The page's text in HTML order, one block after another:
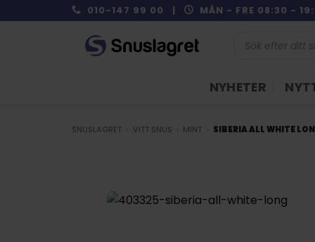
to
010-147 99 00 | MÅN - FRE 08:30 -
NYHETER
SNUSLAGRET VITT SNUS MINT SIBERIA ALL WHITE